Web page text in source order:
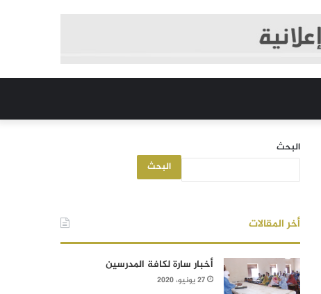
البحث
البحث
أخر المقالات
أخبار سارة لكافة المدرسين
27 يونيو، 2020